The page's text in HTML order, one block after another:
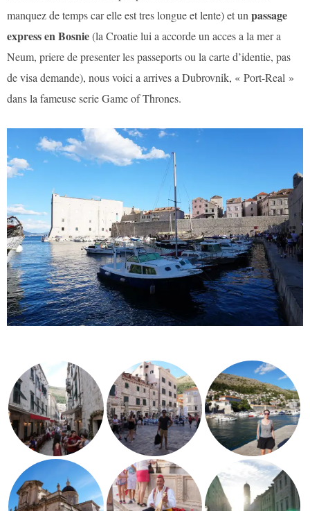
manquez de temps car elle est tres longue et lente) et un passage
express en Bosnie(la Croatie lui a accorde un acces a la mer a
Neum, priere de presenter les passeports ou la carte d’identie, pas
de visa demande), nous voici a arrives a Dubrovnik, « Port-Real »
dans la fameuse serie Game of Thrones.